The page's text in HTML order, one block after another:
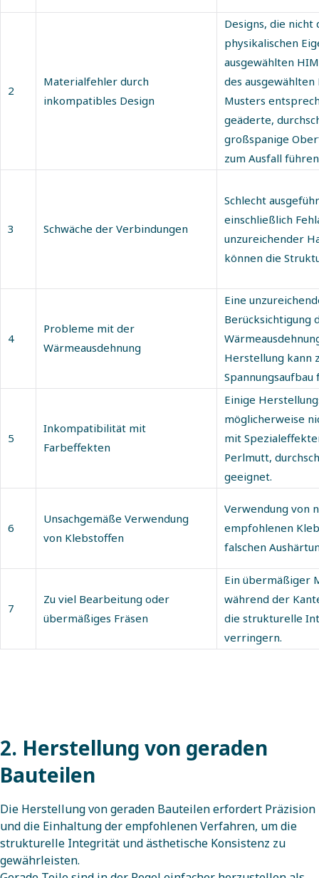
2
Materialfehler durch
inkompatibles Design
Designs, die nicht
physikalischen
ausgewählten
des ausgewählten
Musters
geäderte,
großspanige
zum Ausfall
3 Schwäche der Verbindungen
Schlecht
einschließlich
unzureichender
können die
4
Probleme mit der
Wärmeausdehnung
Eine
Berücksichtigung
Herstellung kann
Spannungsaufbau
5
Inkompatibilität mit
Farbeffekten
Einige
möglicherweise
mit
Perlmutt,
geeignet.
6
Unsachgemäße Verwendung
von Klebstoffen
Verwendung von
empfohlenen
falschen
7
Zu viel Bearbeitung oder
übermäßiges Fräsen
Ein übermäßiger
während der
die strukturelle
verringern.
2. Herstellung von geraden
Bauteilen
Die Herstellung von geraden Bauteilen erfordert Präzision
und die Einhaltung der empfohlenen Verfahren, um die
strukturelle Integrität und ästhetische Konsistenz zu
gewährleisten.